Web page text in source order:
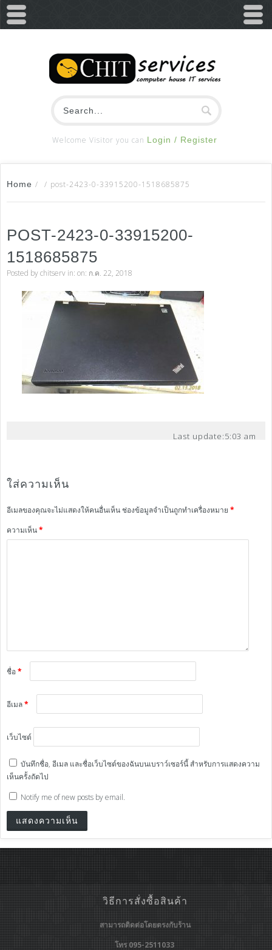
Welcome Visitor you can Login / Register
Home / / post-2423-0-33915200-1518685875
POST-2423-0-33915200-
1518685875
Posted bychitserv in: on: ก.ค. 22, 2018
Last update:5:03 am
ใส่ความเห็น
อีเมลของคุณจะไม่แสดงให้คนอื่นเห็นช่องข้อมูลจำเป็นถูกทำเครื่องหมาย *
ความเห็น*
ชื่อ*
อีเมล*
เว็บไซต์
บันทึกชื่อ, อีเมล และชื่อเว็บไซต์ของฉันบนเบราว์เซอร์นี้ สำหรับการแสดงความ
เห็นครั้งถัดไป
Notify me of new posts by email.
วิธีการสั่งซื้อสินค้า
สามารถติดต่อโดยตรงกับร้าน
โทร 095-2511033